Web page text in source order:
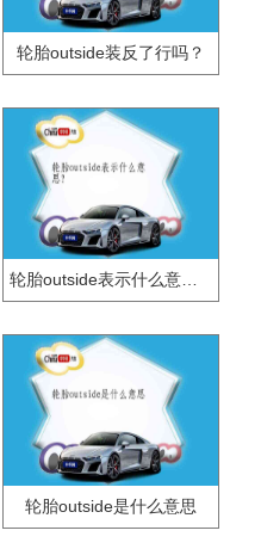
轮胎outside装反了行吗？
轮胎outside表示什么意思？
轮胎outside是什么意思